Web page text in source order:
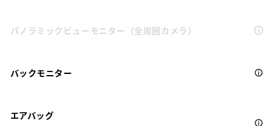
パノラミックビューモニター（全周囲カメラ）
バックモニター
エアバッグ